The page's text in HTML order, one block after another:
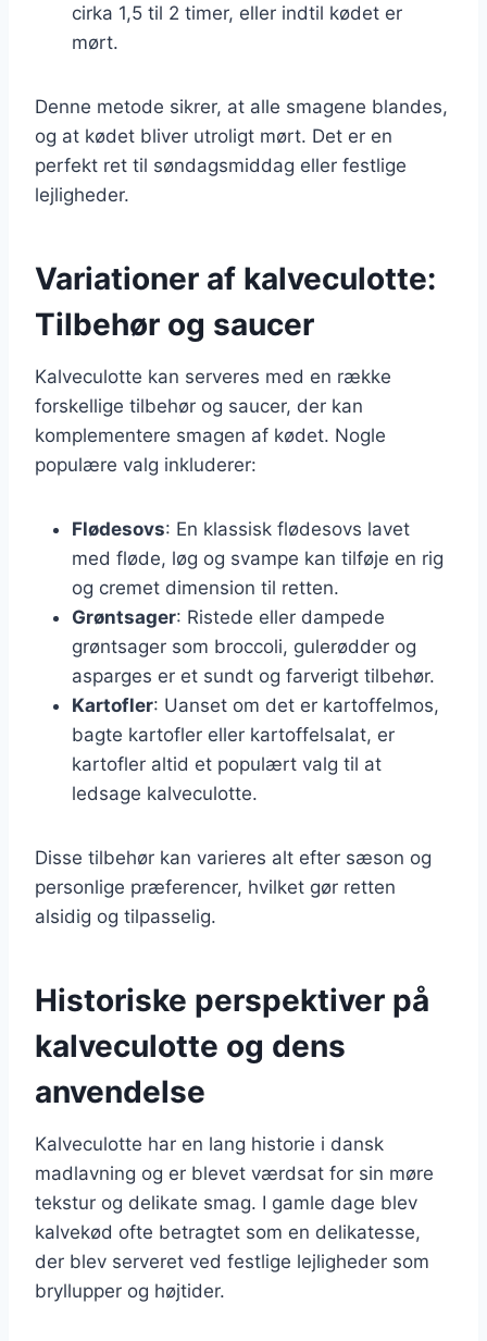
cirka 1,5 til 2 timer, eller indtil kødet er
mørt.
Denne metode sikrer, at alle smagene blandes,
og at kødet bliver utroligt mørt. Det er en
perfekt ret til søndagsmiddag eller festlige
lejligheder.
Variationer af kalveculotte:
Tilbehør og saucer
Kalveculotte kan serveres med en række
forskellige tilbehør og saucer, der kan
komplementere smagen af kødet. Nogle
populære valg inkluderer:
Flødesovs: En klassisk flødesovs lavet
med fløde, løg og svampe kan tilføje en rig
og cremet dimension til retten.
Grøntsager: Ristede eller dampede
grøntsager som broccoli, gulerødder og
asparges er et sundt og farverigt tilbehør.
Kartofler: Uanset om det er kartoffelmos,
bagte kartofler eller kartoffelsalat, er
kartofler altid et populært valg til at
ledsage kalveculotte.
Disse tilbehør kan varieres alt efter sæson og
personlige præferencer, hvilket gør retten
alsidig og tilpasselig.
Historiske perspektiver på
kalveculotte og dens
anvendelse
Kalveculotte har en lang historie i dansk
madlavning og er blevet værdsat for sin møre
tekstur og delikate smag. I gamle dage blev
kalvekød ofte betragtet som en delikatesse,
der blev serveret ved festlige lejligheder som
bryllupper og højtider.